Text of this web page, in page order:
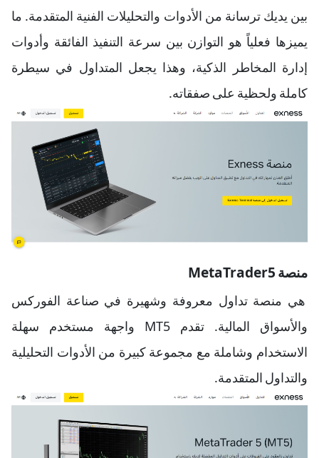
بين يديك ترسانة من الأدوات والتحليلات الفنية المتقدمة. ما
يميزها فعلياً هو التوازن بين سرعة التنفيذ الفائقة وأدوات
إدارة المخاطر الذكية، وهذا يجعل المتداول في سيطرة
كاملة ولحظية على صفقاته.
منصة MetaTrader5
هي منصة تداول معروفة وشهيرة في صناعة الفوركس
والأسواق المالية. تقدم MT5 واجهة مستخدم سهلة
الاستخدام وشاملة مع مجموعة كبيرة من الأدوات التحليلية
والتداول المتقدمة.